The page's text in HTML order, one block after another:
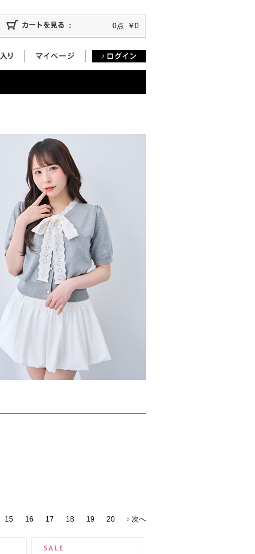
0点 ￥0
15 16 17 18 19 20 次へ